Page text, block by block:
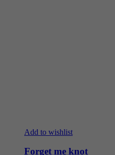
Add to wishlist
Forget me knot